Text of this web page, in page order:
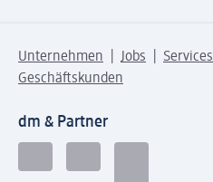
Unternehmen Jobs Services
Geschäftskunden
dm & Partner